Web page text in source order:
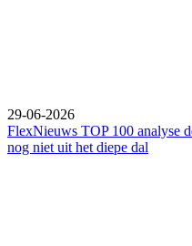
29-06-2026
FlexNieuws TOP 100 analyse
nog niet uit het diepe dal